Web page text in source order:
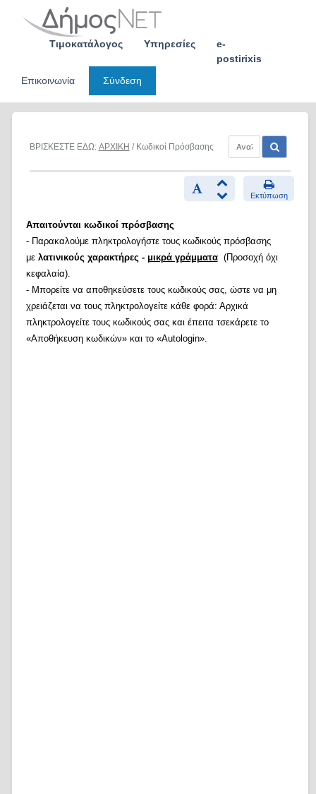
Τιμοκατάλογος Υπηρεσίες
e-
postirixis
Επικοινωνία
Σύνδεση
ΒΡΙΣΚΕΣΤΕ ΕΔΩ: ΑΡΧΙΚΗ / Κωδικοί Πρόσβασης
Εκτύπωση
Απαιτούνται κωδικοί πρόσβασης
- Παρακαλούμε πληκτρολογήστε τους κωδικούς πρόσβασης
με λατινικούς χαρακτήρες - μικρά γράμματα(Προσοχή όχι
κεφαλαία).
- Μπορείτε να αποθηκεύσετε τους κωδικούς σας, ώστε να μη
χρειάζεται να τους πληκτρολογείτε κάθε φορά: Αρχικά
πληκτρολογείτε τους κωδικούς σας και έπειτα τσεκάρετε το
«Αποθήκευση κωδικών» και το «Autologin».